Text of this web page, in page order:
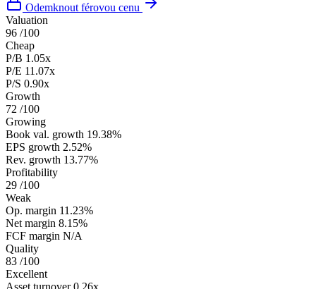
Odemknout férovou cenu
Valuation
96 /100
Cheap
P/B 1.05x
P/E 11.07x
P/S 0.90x
Growth
72 /100
Growing
Book val. growth 19.38%
EPS growth 2.52%
Rev. growth 13.77%
Profitability
29 /100
Weak
Op. margin 11.23%
Net margin 8.15%
FCF margin N/A
Quality
83 /100
Excellent
Asset turnover 0.26x